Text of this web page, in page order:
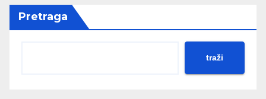
Pretraga
traži